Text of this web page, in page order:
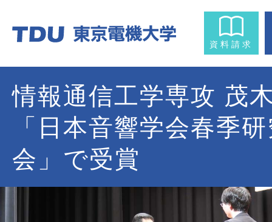
資料請求
情報通信工学専攻 茂
「日本音響学会春季
会」で受賞